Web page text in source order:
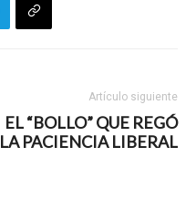
Artículo siguiente
EL “BOLLO” QUE REGÓ
LA PACIENCIA LIBERAL